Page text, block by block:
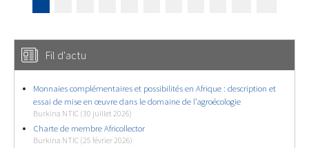
Fil d'actu
Monnaies complémentaires et possibilités en Afrique : description et
essai de mise en œuvre dans le domaine de l’agroécologie
Burkina NTIC (30 juillet 2026)
Charte de membre Africollector
Burkina NTIC (25 février 2026)